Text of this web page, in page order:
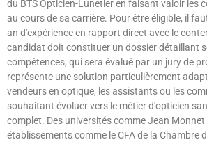
du BTS Opticien-Lunetier en faisant valoir les
au cours de sa carrière. Pour être éligible, il
an d'expérience en rapport direct avec le
candidat doit constituer un dossier détaillant
compétences, qui sera évalué par un jury de
représente une solution particulièrement
vendeurs en optique, les assistants ou les
souhaitant évoluer vers le métier d'opticien
complet. Des universités comme Jean
établissements comme le CFA de la Chambre